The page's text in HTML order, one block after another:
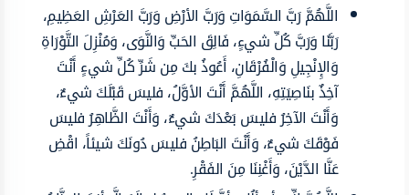
اللَّهُمَّ رَبَّ السَّمَوَاتِ وَرَبَّ الأرْضِ وَرَبَّ العَرْشِ العَظِيمِ،
رَبَّنَا وَرَبَّ كُلِّ شيءٍ، فَالِقَ الحَبِّ وَالنَّوَى، وَمُنْزِلَ التَّوْرَاةِ
وَالإِنْجِيلِ وَالْفُرْقَانِ، أَعُوذُ بكَ مِن شَرِّ كُلِّ شيءٍ أَنْتَ
آخِذٌ بنَاصِيَتِهِ، اللَّهُمَّ أَنْتَ الأوَّلُ، فليسَ قَبْلَكَ شيءٌ،
وَأَنْتَ الآخِرُ فليسَ بَعْدَكَ شيءٌ، وَأَنْتَ الظَّاهِرُ فليسَ
فَوْقَكَ شيءٌ، وَأَنْتَ البَاطِنُ فليسَ دُونَكَ شيئاً، اقْضِ
عَنَّا الدَّيْنَ، وَأَغْنِنَا مِنَ الفَقْرِ.